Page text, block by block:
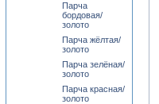
Парча
бордовая/
золото
Парча жёлтая/
золото
Парча зелёная/
золото
Парча красная/
золото